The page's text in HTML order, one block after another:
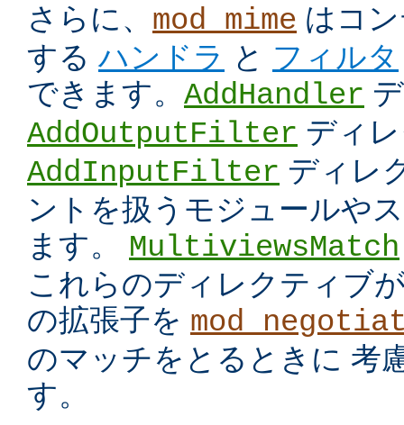
さらに、 mod_mime はコ
するハンドラ と フィルタ
できます。 AddHandler
AddOutputFilter ディ
AddInputFilter ディレ
ントを扱うモジュールや
ます。 MultiviewsMatch
これらのディレクティブ
の拡張子を
のマッチをとるときに 考
す。